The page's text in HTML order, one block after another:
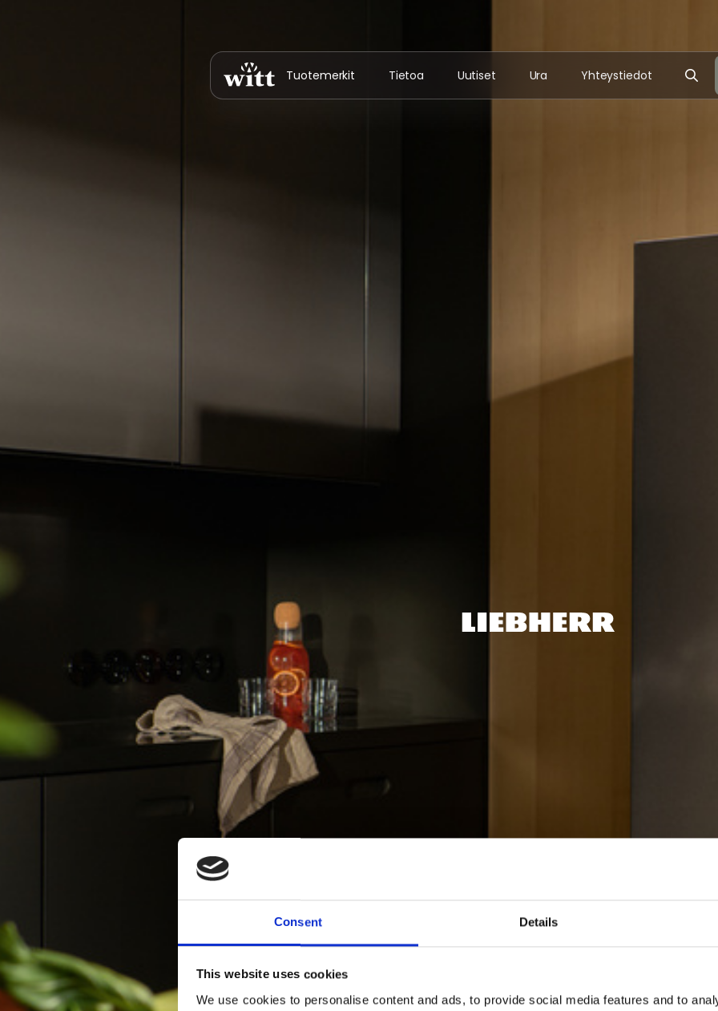
Consent Details
This website uses cookies
We use cookies to personalise content and ads, to provide social media features and to
Tuotemerkit Tietoa Uutiset Ura Yhteystiedot